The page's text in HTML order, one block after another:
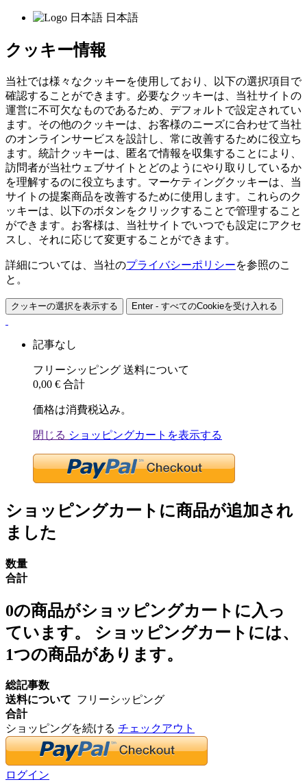
日本語
クッキー情報
当社では様々なクッキーを使用しており、以下の選択項目で
確認することができます。必要なクッキーは、当社サイトの
運営に不可欠なものであるため、デフォルトで設定されてい
ます。その他のクッキーは、お客様のニーズに合わせて当社
のオンラインサービスを設計し、常に改善するために役立ち
ます。統計クッキーは、匿名で情報を収集することにより、
訪問者が当社ウェブサイトとどのようにやり取りしているか
を理解するのに役立ちます。マーケティングクッキーは、当
サイトの提案商品を改善するために使用します。これらのク
ッキーは、以下のボタンをクリックすることで管理すること
ができます。お客様は、当社サイトでいつでも設定にアクセ
スし、それに応じて変更することができます。
詳細については、当社のプライバシーポリシーを参照のこ
と。
クッキーの選択を表示する Enter - すべてのCookieを受け入れる
記事なし
フリーシッピング 送料について
0,00 € 合計
価格は消費税込み。
閉じる ショッピングカートを表示する
ショッピングカートに商品が追加され
ました
数量
合計
0の商品がショッピングカートに入っ
ています。 ショッピングカートには、
1つの商品があります。
総記事数
送料について フリーシッピング
合計
ショッピングを続ける チェックアウト
ログイン